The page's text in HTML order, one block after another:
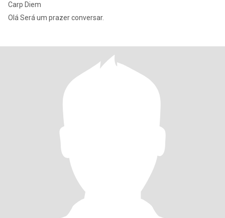
Carp Diem
Olá Será um prazer conversar.